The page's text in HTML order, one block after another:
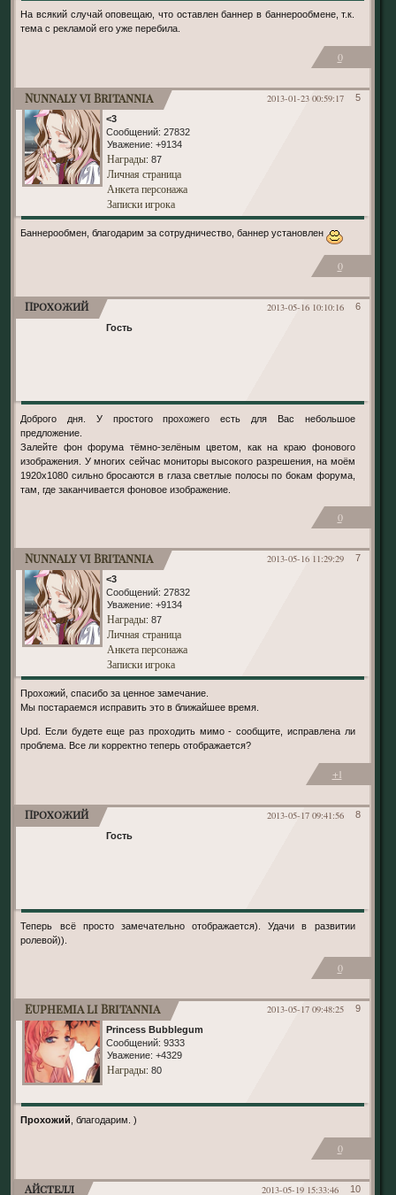
На всякий случай оповещаю, что оставлен баннер в баннерообмене, т.к.
тема с рекламой его уже перебила.
0
5
2013-01-23 00:59:17
Nunnaly vi Britannia
<3
Сообщений: 27832
Уважение: +9134
Награды: 87
Личная страница
Анкета персонажа
Записки игрока
Баннерообмен, благодарим за сотрудничество, баннер установлен
0
6
2013-05-16 10:10:16
Прохожий
Гость
Доброго дня. У простого прохожего есть для Вас небольшое
предложение.
Залейте фон форума тёмно-зелёным цветом, как на краю фонового
изображения. У многих сейчас мониторы высокого разрешения, на моём
1920х1080 сильно бросаются в глаза светлые полосы по бокам форума,
там, где заканчивается фоновое изображение.
0
7
2013-05-16 11:29:29
Nunnaly vi Britannia
<3
Сообщений: 27832
Уважение: +9134
Награды: 87
Личная страница
Анкета персонажа
Записки игрока
Прохожий, спасибо за ценное замечание.
Мы постараемся исправить это в ближайшее время.
Upd. Если будете еще раз проходить мимо - сообщите, исправлена ли
проблема. Все ли корректно теперь отображается?
+1
8
2013-05-17 09:41:56
Прохожий
Гость
Теперь всё просто замечательно отображается). Удачи в развитии
ролевой)).
0
9
2013-05-17 09:48:25
Euphemia li Britannia
Princess Bubblegum
Сообщений: 9333
Уважение: +4329
Награды: 80
Прохожий, благодарим. )
0
10
2013-05-19 15:33:46
Айстелл